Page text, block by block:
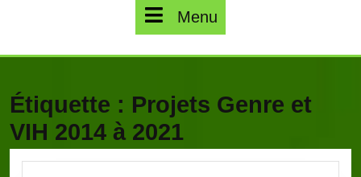
Menu
Étiquette : Projets Genre et
VIH 2014 à 2021